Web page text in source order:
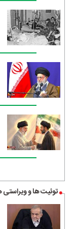
توئیت ها و ویراستی